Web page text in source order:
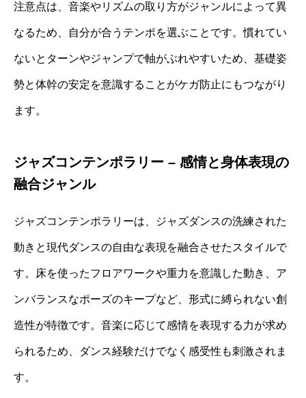
注意点は、音楽やリズムの取り方がジャンルによって異
なるため、自分が合うテンポを選ぶことです。慣れてい
ないとターンやジャンプで軸がぶれやすいため、基礎姿
勢と体幹の安定を意識することがケガ防止にもつながり
ます。
ジャズコンテンポラリー – 感情と身体表現の
融合ジャンル
ジャズコンテンポラリーは、ジャズダンスの洗練された
動きと現代ダンスの自由な表現を融合させたスタイルで
す。床を使ったフロアワークや重力を意識した動き、ア
ンバランスなポーズのキープなど、形式に縛られない創
造性が特徴です。音楽に応じて感情を表現する力が求め
られるため、ダンス経験だけでなく感受性も刺激されま
す。